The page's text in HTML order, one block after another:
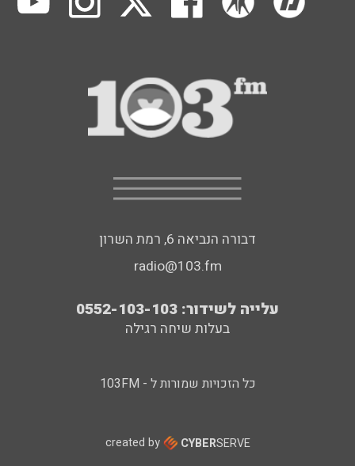
דבורה הנביאה 6, רמת השרון
radio@103.fm
עלייה לשידור: 0552-103-103
בעלות שיחה רגילה
כל הזכויות שמורות ל - 103FM
created by CYBERSERVE